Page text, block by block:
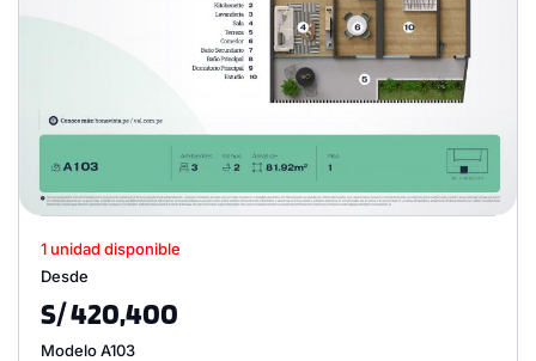
1 unidad disponible
Desde
S/ 420,400
Modelo A103